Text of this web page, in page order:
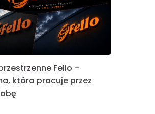
Fello –
która pracuje przez